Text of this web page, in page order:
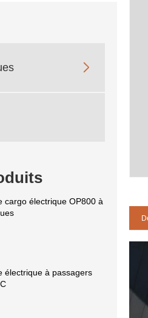

cargo électrique OP800 à
électrique à passagers